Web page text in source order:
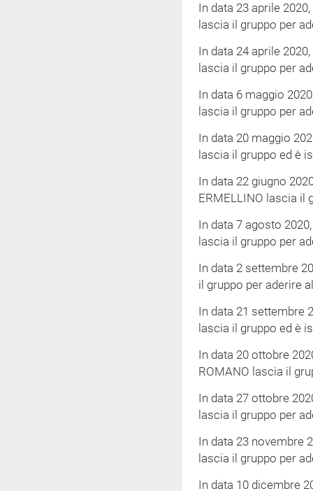
In data 23 aprile
lascia il gruppo per
In data 24 aprile
lascia il gruppo per
In data 6 maggio
lascia il gruppo per
In data 20 maggio
lascia il gruppo ed è
In data 22 giugno
ERMELLINO lascia il
In data 7 agosto
lascia il gruppo per
In data 2 settembre
il gruppo per aderire
In data 21 settembre
lascia il gruppo ed è
In data 20 ottobre
ROMANO lascia il
In data 27 ottobre
lascia il gruppo per
In data 23 novembre
lascia il gruppo per
In data 10 dicembre